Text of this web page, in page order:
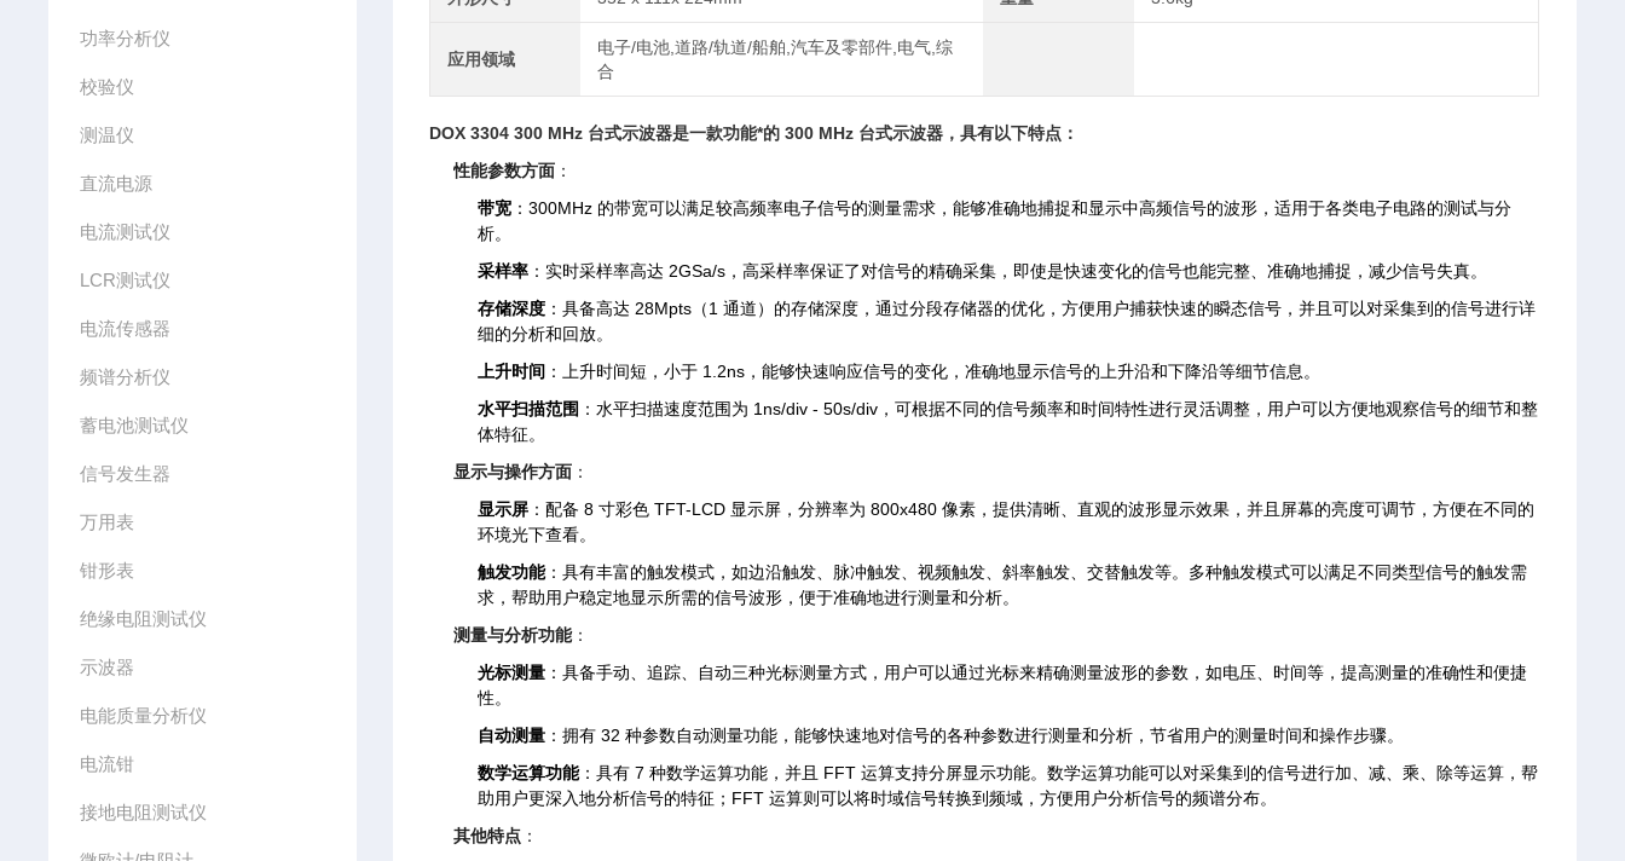
功率分析仪
校验仪
测温仪
直流电源
电流测试仪
LCR测试仪
电流传感器
频谱分析仪
蓄电池测试仪
信号发生器
万用表
钳形表
绝缘电阻测试仪
示波器
电能质量分析仪
电流钳
接地电阻测试仪
应用领域
电子/电池,道路/轨道/船舶,汽车及零部件,电气,综
合
DOX 3304 300 MHz 台式示波器是一款功能*的 300 MHz 台式示波器，具有以下特点：
性能参数方面 ：
带宽 ：300MHz 的带宽可以满足较高频率电子信号的测量需求，能够准确地捕捉和显示中高频信号的波形，适用于各类电子电路的测试与分
析。
采样率 ：实时采样率高达 2GSa/s，高采样率保证了对信号的精确采集，即使是快速变化的信号也能完整、准确地捕捉，减少信号失真。
存储深度 ：具备高达 28Mpts（1 通道）的存储深度，通过分段存储器的优化，方便用户捕获快速的瞬态信号，并且可以对采集到的信号进行详
细的分析和回放。
上升时间 ：上升时间短，小于 1.2ns，能够快速响应信号的变化，准确地显示信号的上升沿和下降沿等细节信息。
水平扫描范围 ：水平扫描速度范围为 1ns/div - 50s/div，可根据不同的信号频率和时间特性进行灵活调整，用户可以方便地观察信号的细节和整
体特征。
显示与操作方面 ：
显示屏 ：配备 8 寸彩色 TFT-LCD 显示屏，分辨率为 800x480 像素，提供清晰、直观的波形显示效果，并且屏幕的亮度可调节，方便在不同的
环境光下查看。
触发功能：具有丰富的触发模式，如边沿触发、脉冲触发、视频触发、斜率触发、交替触发等。多种触发模式可以满足不同类型信号的触发需
求，帮助用户稳定地显示所需的信号波形，便于准确地进行测量和分析。
测量与分析功能：
光标测量 ：具备手动、追踪、自动三种光标测量方式，用户可以通过光标来精确测量波形的参数，如电压、时间等，提高测量的准确性和便捷
性。
自动测量 ：拥有 32 种参数自动测量功能，能够快速地对信号的各种参数进行测量和分析，节省用户的测量时间和操作步骤。
数学运算功能：具有 7 种数学运算功能，并且 FFT 运算支持分屏显示功能。数学运算功能可以对采集到的信号进行加、减、乘、除等运算，帮
助用户更深入地分析信号的特征；FFT 运算则可以将时域信号转换到频域，方便用户分析信号的频谱分布。
其他特点 ：